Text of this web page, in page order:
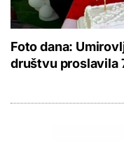
Foto dana:
društvu proslavila